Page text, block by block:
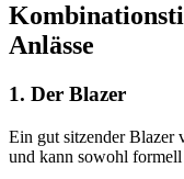
Anlässe
1. Der Blazer
Ein gut sitzender Blazer
und kann sowohl formell